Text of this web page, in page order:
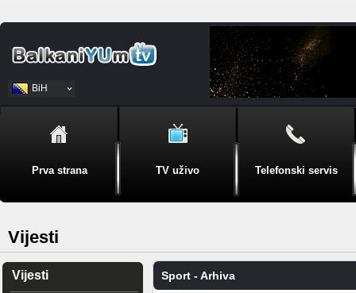
BiH
Srpski
Prva strana TV uživo Telefonski servis
Vijesti
Vijesti Sport - Arhiva